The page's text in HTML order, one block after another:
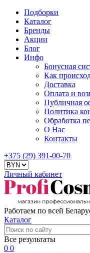
Подборки
Каталог
Бренды
Акции
Блог
Инфо
Бонусная
Как
Доставка
Оплата и
Публичная
Политика
Обработка
О Нас
Контакты
+375 (29) 391-00-70
Личный кабинет
Работаем по всей
Каталог
Все результаты
0 0